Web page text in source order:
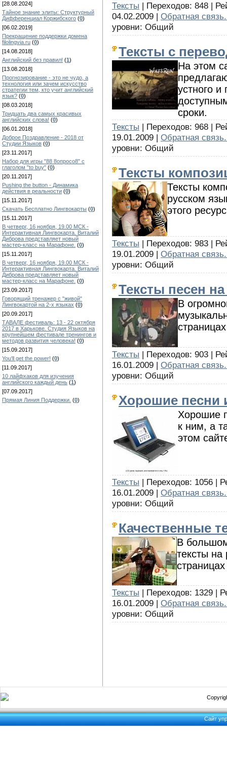
[28.08.2024]
Тайное знание элиты: Структурный
Дифференциал Коржибского (0)
[06.02.2019]
Прекращение поддержки домена
filolingvia.ru (0)
[14.08.2018]
Английский без правил! (1)
[13.08.2018]
Прогнозирование - это не чудо, а
технология или зачем искусство
стратегии тем, кто учит английский
язык? (0)
[08.03.2018]
Тридцать два самых красивых
английских слова! (0)
[06.01.2018]
Доброе Поздравление - 2018 от
Студии Языков (0)
[23.11.2017]
Набор для игры "88 8опросо8" с
глаголом "to buy" (0)
[20.11.2017]
Pushing the button - Динамика
действия в реальности (0)
[15.11.2017]
Скачать Бесплатно Лингвокарты (0)
[15.11.2017]
В четверг, 16 ноября, 19.00 МСК -
Интерактивная Лингвокарта. Виталий
Диброва представляет новый
мастер-класс на Марафоне. (0)
[15.11.2017]
В четверг, 16 ноября, 19.00 МСК -
Интерактивная Лингвокарта. Виталий
Диброва представляет новый
мастер-класс на Марафоне. (0)
[23.09.2017]
Говорящий тренажер с "живой"
Лингвокартой на 2-х языках (0)
[20.09.2017]
ТАВАЛЕ фестиваль: 13 - 22 октября
2017 в Харькове. Студия Языков на
крупнейшем фестивале тренингов и
методов развития человека! (0)
[15.09.2017]
You'll get the power! (0)
[11.09.2017]
10 лайфхаков для изучения
английского каждый день (1)
[07.09.2017]
Прямая Линия Поддержки. (0)
Тексты | Переходов: 848 |
04.02.2009 | Обратная
уровни: Общий
Тексты с
На этом
устного и
сроки.
Тексты | Переходов: 968 |
19.01.2009 | Обратная
уровни: Общий
Тексты
Тексты
русском
этого
Тексты | Переходов: 983 |
19.01.2009 | Обратная
уровни: Общий
Тексты песен
В
Тексты | Переходов: 903 |
16.01.2009 | Обратная
уровни: Общий
Хорошие песни
Хорошие
к ним, а
этом
Тексты | Переходов: 1056 |
16.01.2009 | Обратная
уровни: Общий
Качественные
В
тексты на
Тексты | Переходов: 1329 |
16.01.2009 | Обратная
уровни: Общий
Сайт